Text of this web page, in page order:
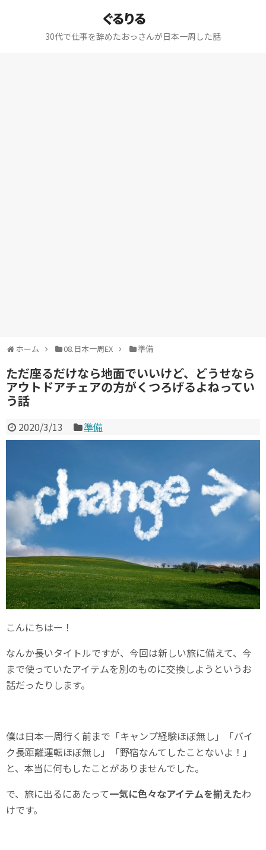
ぐるりる
30代で仕事を辞めたおっさんが日本一周した話
ホーム 08.日本一周EX 準備
ただ座るだけなら地面でいいけど、どうせなら
アウトドアチェアの方がくつろげるよねってい
う話
2020/3/13 準備
こんにちはー！
なんか長いタイトルですが、今回は新しい旅に備えて、今
まで使っていたアイテムを別のものに交換しようというお
話だったりします。
僕は日本一周行く前まで「キャンプ経験ほぼ無し」「バイ
ク長距離運転ほぼ無し」「野宿なんてしたことないよ！」
と、本当に何もしたことがありませんでした。
で、旅に出るにあたって一気に色々なアイテムを揃えたわ
けです。